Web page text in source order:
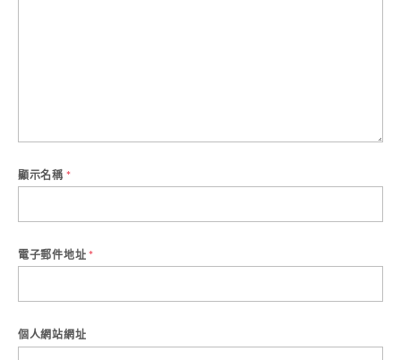
顯示名稱 *
電子郵件地址 *
個人網站網址